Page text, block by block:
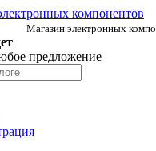
Магазин электронных
предложение